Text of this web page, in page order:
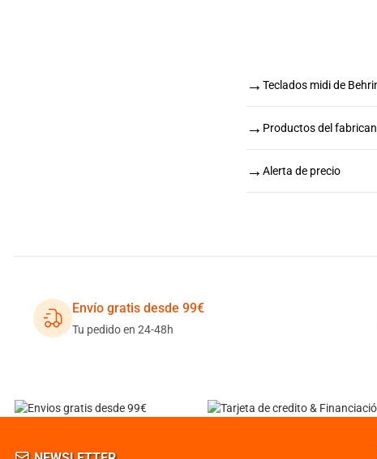
→ Teclados midi de
→ Productos del
→ Alerta de precio
Envío gratis desde 99€
Tu pedido en 24-48h